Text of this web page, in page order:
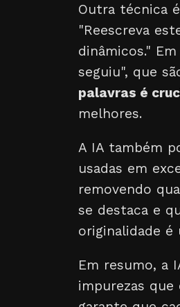
Outra técnica
"Reescreva
dinâmicos."
seguiu", que
palavras é
melhores.
A IA também
usadas em
removendo
se destaca e
originalidade
Em resumo, a
impurezas